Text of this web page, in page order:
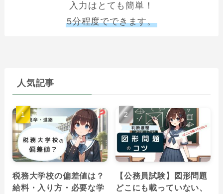
入力はとても簡単！
5分程度でできます。
人気記事
税務大学校の偏差値は？
給料・入り方・必要な学
【公務員試験】図形問題
どこにも載っていない、